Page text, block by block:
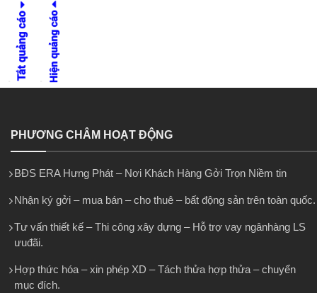
PHƯƠNG CHÂM HOẠT ĐỘNG
BĐS ERA Hưng Phát – Nơi Khách Hàng Gởi Trọn Niềm tin
Nhận ký gởi – mua bán – cho thuê – bất động sản trên toàn quốc.
Tư vấn thiết kế – Thi công xây dựng – Hỗ trợ vay ngânhàng LS
ưuđãi.
Hợp thức hóa – xin phép XD – Tách thửa hợp thửa – chuyển
mục đích.